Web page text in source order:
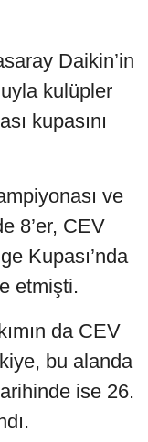
Daikin’in
kulüpler
kupasını
ve
8’er, CEV
Kupası’nda
etmişti.
da CEV
bu alanda
ise 26.